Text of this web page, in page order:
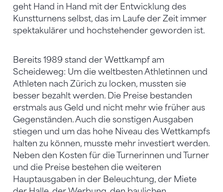
geht Hand in Hand mit der Entwicklung des
Kunstturnens selbst, das im Laufe der Zeit immer
spektakulärer und hochstehender geworden ist.
Bereits 1989 stand der Wettkampf am
Scheideweg: Um die weltbesten Athletinnen und
Athleten nach Zürich zu locken, mussten sie
besser bezahlt werden. Die Preise bestanden
erstmals aus Geld und nicht mehr wie früher aus
Gegenständen. Auch die sonstigen Ausgaben
stiegen und um das hohe Niveau des Wettkampfs
halten zu können, musste mehr investiert werden.
Neben den Kosten für die Turnerinnen und Turner
und die Preise bestehen die weiteren
Hauptausgaben in der Beleuchtung, der Miete